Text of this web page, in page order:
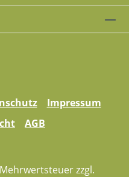
Impressum
AGB
zzgl.